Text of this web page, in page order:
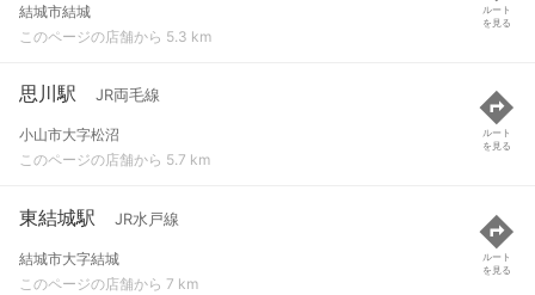
結城市結城
このページの店舗から 5.3 km
ルート
を見る
思川駅 JR両毛線
小山市大字松沼
このページの店舗から 5.7 km
ルート
を見る
東結城駅 JR水戸線
結城市大字結城
このページの店舗から 7 km
ルート
を見る